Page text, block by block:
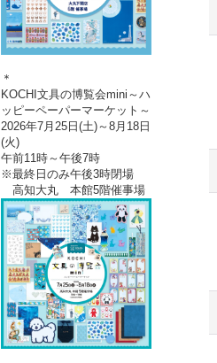
＊
KOCHI文具の博覧会mini～ハ
ッピーペーパーマーケット～
2026年7月25日(土)～8月18日
(火)
午前11時～午後7時
※最終日のみ午後3時閉場
高知大丸 本館5階催事場